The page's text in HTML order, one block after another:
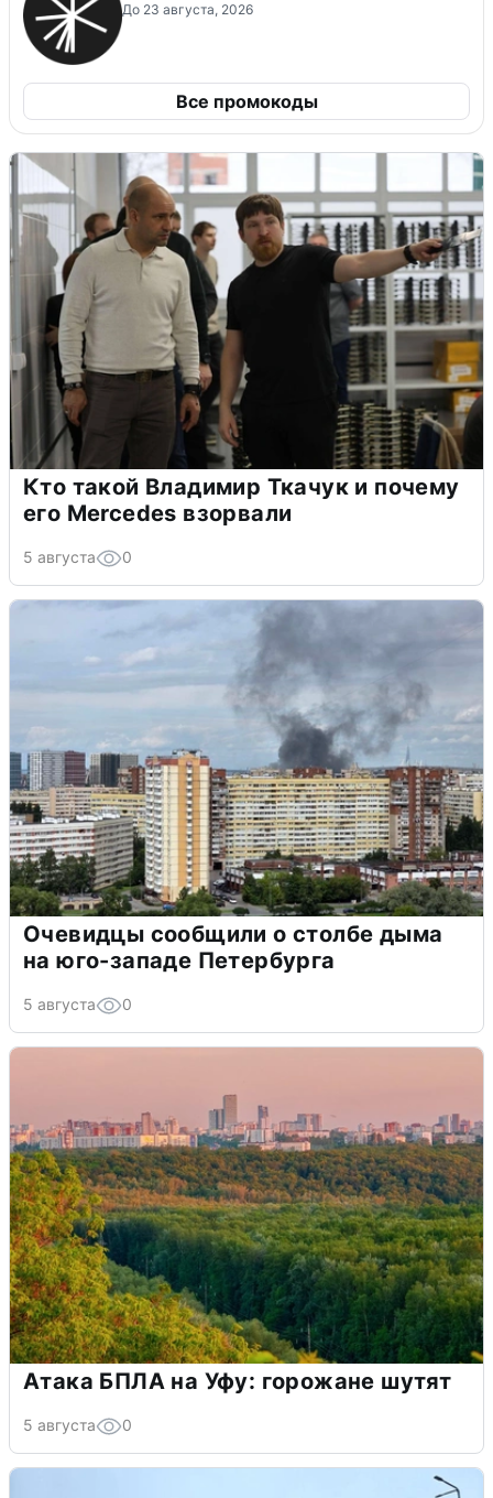
До 23 августа, 2026
Все промокоды
Кто такой Владимир Ткачук и почему
его Mercedes взорвали
5 августа 0
Очевидцы сообщили о столбе дыма
на юго-западе Петербурга
5 августа 0
Атака БПЛА на Уфу: горожане шутят
5 августа 0